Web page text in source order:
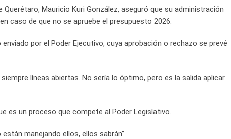
Querétaro, Mauricio Kuri González, aseguró que su administración
caso de que no se apruebe el presupuesto 2026.
por el Poder Ejecutivo, cuya aprobación o rechazo se prevé
líneas abiertas. No sería lo óptimo, pero es la salida aplicar
es un proceso que compete al Poder Legislativo.
manejando ellos, ellos sabrán”.